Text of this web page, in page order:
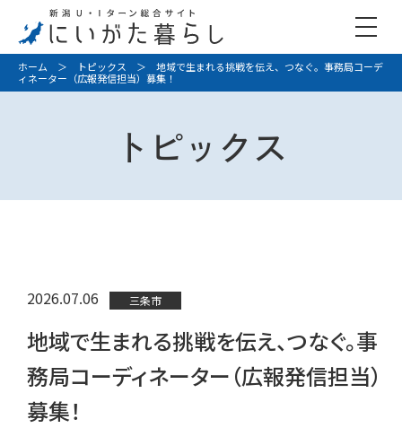
ホーム ＞ トピックス ＞ 地域で生まれる挑戦を伝え、つなぐ。事務局コーデ
ィネーター（広報発信担当）募集！
トピックス
2026.07.06 三条市
地域で生まれる挑戦を伝え、つなぐ。事
務局コーディネーター（広報発信担当）
募集！